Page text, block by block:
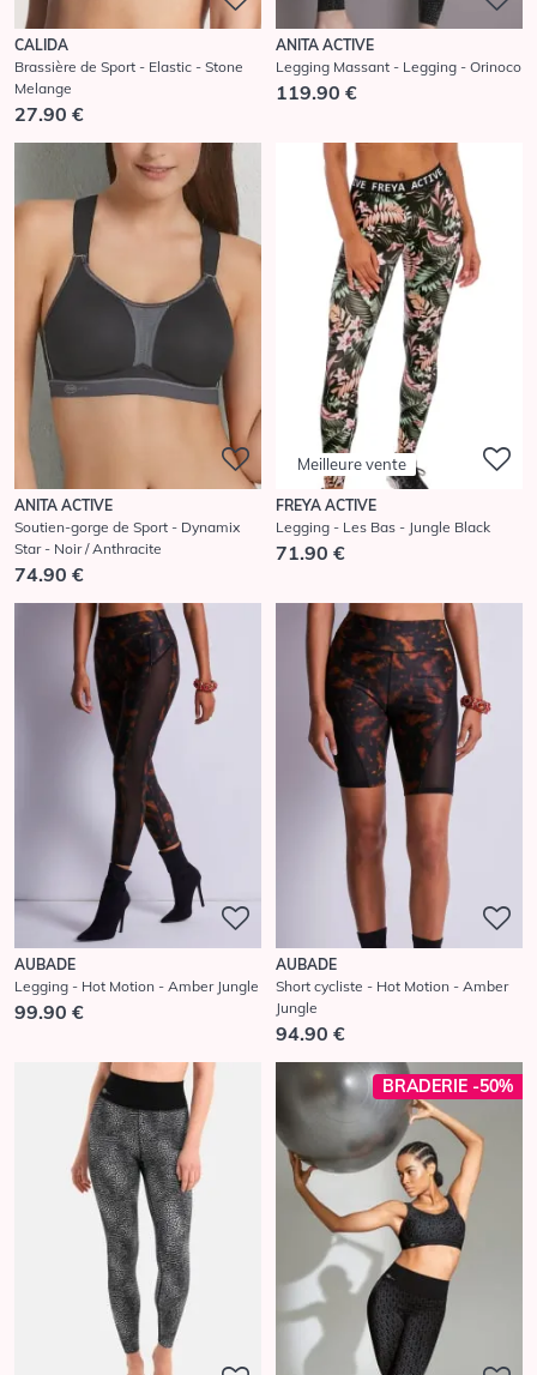
CALIDA
Brassière de Sport - Elastic - Stone
Melange
27.90 €
ANITA ACTIVE
Legging Massant - Legging - Orinoco
119.90 €
ANITA ACTIVE
Soutien-gorge de Sport - Dynamix
Star - Noir / Anthracite
74.90 €
Meilleure vente
FREYA ACTIVE
Legging - Les Bas - Jungle Black
71.90 €
AUBADE
Legging - Hot Motion - Amber Jungle
99.90 €
AUBADE
Short cycliste - Hot Motion - Amber
Jungle
94.90 €
BRADERIE -50%